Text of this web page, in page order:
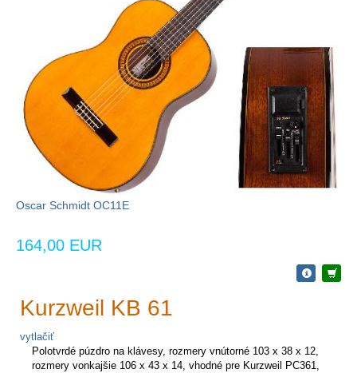
Oscar Schmidt OC11E
164,00 EUR
Kurzweil KB 61
vytlačiť
Polotvrdé púzdro na klávesy, rozmery vnútorné 103 x 38 x 12,
rozmery vonkajšie 106 x 43 x 14, vhodné pre Kurzweil PC361,